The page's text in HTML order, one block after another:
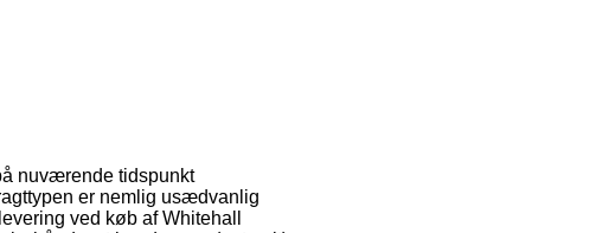
nuværende tidspunkt
er nemlig usædvanlig
ved køb af Whitehall